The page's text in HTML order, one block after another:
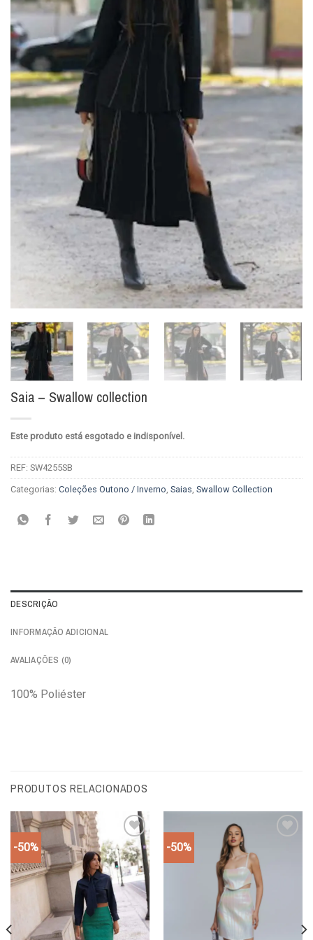
Saia – Swallow collection
Este produto está esgotado e indisponível.
REF: SW4255SB
Categorias: Coleções Outono / Inverno, Saias, Swallow Collection
DESCRIÇÃO
INFORMAÇÃO ADICIONAL
AVALIAÇÕES (0)
100% Poliéster
PRODUTOS RELACIONADOS
-50%
Add to
wishlist
-50%